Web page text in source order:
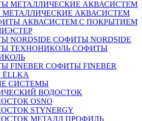
АКВАСИСТЕМ
АКВАСИСТЕМ С ПОКРЫТИЕМ
СОФИТЫ NORDSIDE
СОФИТЫ
СОФИТЫ FINEBER
СИСТЕМЫ
ВОДОСТОК
OSNO
STYNERGY
МЕТАЛЛ ПРОФИЛЬ